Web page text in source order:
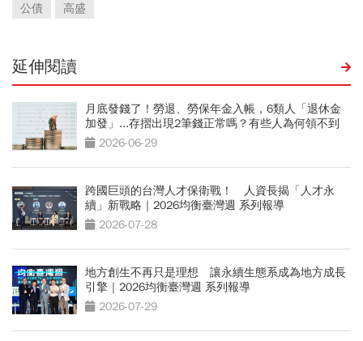
公債
高盛
延伸閱讀
月底發錢了！勞退、勞保年金入帳，6類人「退休金
加發」...存摺出現2筆錢正常嗎？有些人為何領不到
2026-06-29
跨國巨頭的台灣人才保衛戰！ 人資長揭「人才永
續」新戰略｜2026均衡臺灣週 系列報導
2026-07-28
地方創生不再只是理想 讓永續生態系成為地方成長
引擎｜2026均衡臺灣週 系列報導
2026-07-29